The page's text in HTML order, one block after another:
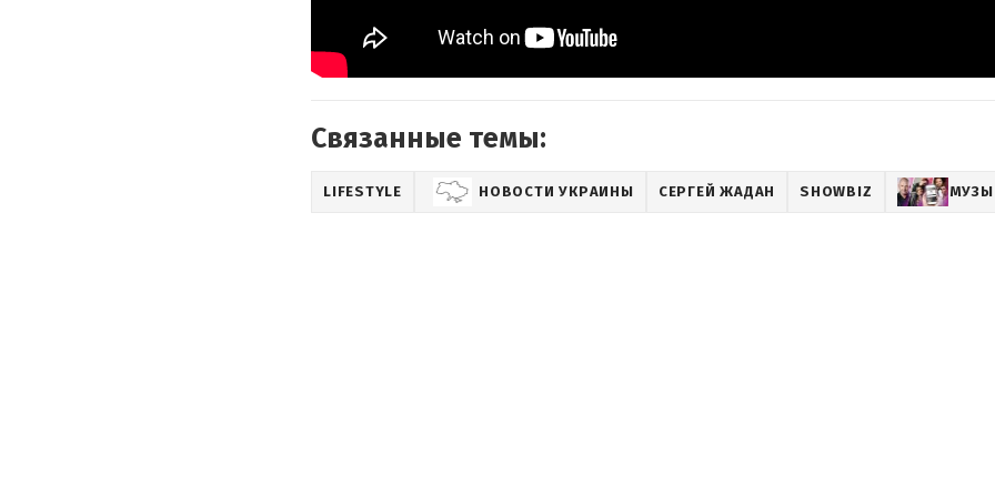
Связанные темы:
LIFESTYLE НОВОСТИ УКРАИНЫ СЕРГЕЙ ЖАДАН SHOWBIZ